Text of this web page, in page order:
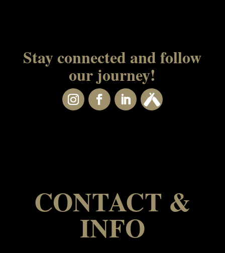
Stay connected and follow
our journey!
CONTACT &
INFO